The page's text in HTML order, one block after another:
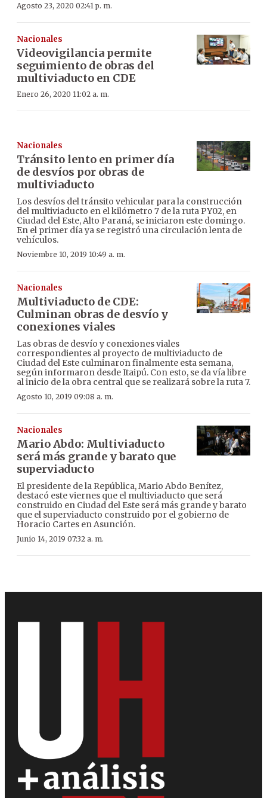
Agosto 23, 2020 02:41 p. m.
Nacionales
Videovigilancia permite
seguimiento de obras del
multiviaducto en CDE
Enero 26, 2020 11:02 a. m.
Nacionales
Tránsito lento en primer día
de desvíos por obras de
multiviaducto
Los desvíos del tránsito vehicular para la construcción
del multiviaducto en el kilómetro 7 de la ruta PY02, en
Ciudad del Este, Alto Paraná, se iniciaron este domingo.
En el primer día ya se registró una circulación lenta de
vehículos.
Noviembre 10, 2019 10:49 a. m.
Nacionales
Multiviaducto de CDE:
Culminan obras de desvío y
conexiones viales
Las obras de desvío y conexiones viales
correspondientes al proyecto de multiviaducto de
Ciudad del Este culminaron finalmente esta semana,
según informaron desde Itaipú. Con esto, se da vía libre
al inicio de la obra central que se realizará sobre la ruta 7.
Agosto 10, 2019 09:08 a. m.
Nacionales
Mario Abdo: Multiviaducto
será más grande y barato que
superviaducto
El presidente de la República, Mario Abdo Benítez,
destacó este viernes que el multiviaducto que será
construido en Ciudad del Este será más grande y barato
que el superviaducto construido por el gobierno de
Horacio Cartes en Asunción.
Junio 14, 2019 07:32 a. m.